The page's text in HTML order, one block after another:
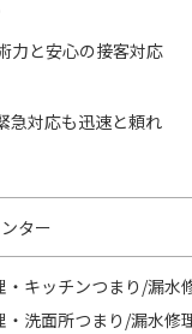
力と安心の接客対応
急対応も迅速と頼れ
ター
・キッチンつまり/漏水
・洗面所つまり/漏水修